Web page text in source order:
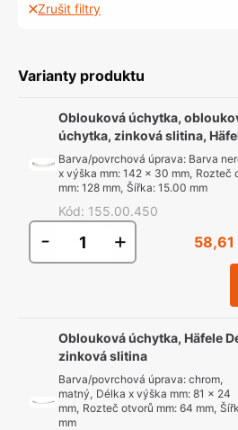
Zrušit filtry
Varianty produktu
Oblouková úchytka,
úchytka, zinková slitina,
Barva/povrchová úprava: Barva
x výška mm: 142 x 30 mm, Rozteč
mm: 128 mm, Šířka: 15.00 mm
Kód: 155.00.450
- + 58,61
Oblouková úchytka, Häfele
zinková slitina
Barva/povrchová úprava: chrom,
matný, Délka x výška mm: 81 x 24
mm, Rozteč otvorů mm: 64 mm,
mm